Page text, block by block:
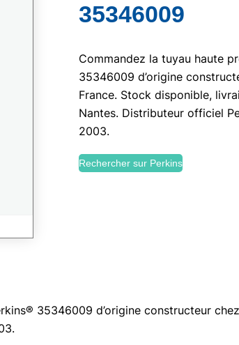
35346009
Commandez la tuyau haute
35346009 d’origine
France. Stock disponible,
Nantes. Distributeur officiel
2003.
Rechercher sur Perkins
35346009 d’origine constructeur